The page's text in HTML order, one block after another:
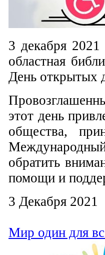
3 декабря
областная
День открытых
этот день
общества,
обратить
помощи и
3 Декабря 2021
Мир один для